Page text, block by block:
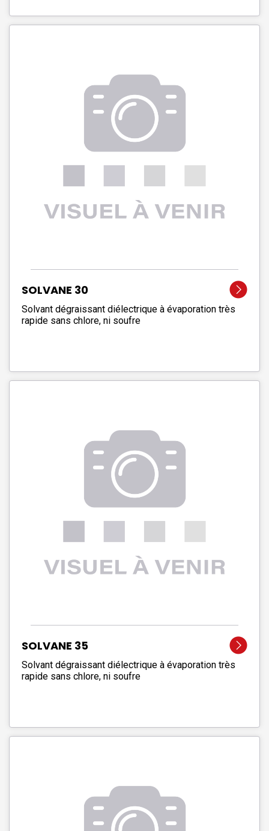
SOLVANE 30
Solvant dégraissant diélectrique à évaporation très
rapide sans chlore, ni soufre
SOLVANE 35
Solvant dégraissant diélectrique à évaporation très
rapide sans chlore, ni soufre